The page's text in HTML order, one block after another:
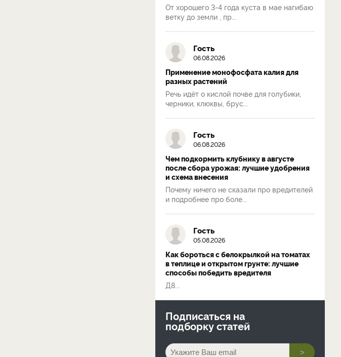
От хорошего 3-4 года куста в мае нагибаю
ветку до земли , пр...
Гость
06.08.2026
Применение монофосфата калия для
разных растений
Речь идёт о кислой почве для голубики,
черники, клюквы, брус...
Гость
06.08.2026
Чем подкормить клубнику в августе
после сбора урожая: лучшие удобрения
и схема внесения
Почему ничего не сказали про вредителей
и подробнее про боле...
Гость
05.08.2026
Как бороться с белокрылкой на томатах
в теплице и открытом грунте: лучшие
способы победить вредителя
Д8...
Подписаться на
подборку статей
>